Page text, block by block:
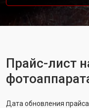
Прайс-лист
Дата обновления